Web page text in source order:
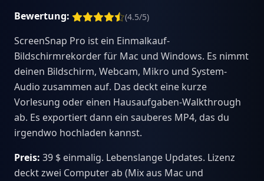
Bewertung: (4.5/5)
ScreenSnap Pro ist ein Einmalkauf-
Bildschirmrekorder für Mac und Windows. Es nimmt
deinen Bildschirm, Webcam, Mikro und System-
Audio zusammen auf. Das deckt eine kurze
Vorlesung oder einen Hausaufgaben-Walkthrough
ab. Es exportiert dann ein sauberes MP4, das du
irgendwo hochladen kannst.
Preis: 39 $ einmalig. Lebenslange Updates. Lizenz
deckt zwei Computer ab (Mix aus Mac und